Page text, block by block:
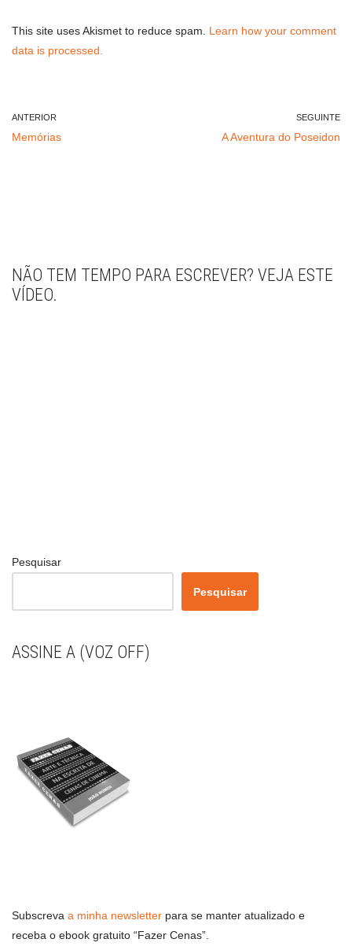
This site uses Akismet to reduce spam. Learn how your comment
data is processed.
ANTERIOR
Memórias
SEGUINTE
A Aventura do Poseidon
NÃO TEM TEMPO PARA ESCREVER? VEJA ESTE
VÍDEO.
Pesquisar
Pesquisar
ASSINE A (VOZ OFF)
Subscreva a minha newsletter para se manter atualizado e
receba o ebook gratuito “Fazer Cenas”.